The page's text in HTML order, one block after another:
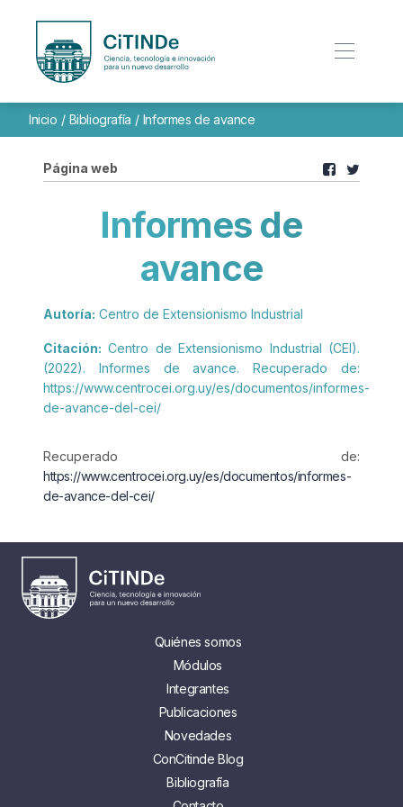
Inicio / Bibliografía / Informes de avance
Página web
Informes de
avance
Autoría: Centro de Extensionismo Industrial
Citación: Centro de Extensionismo Industrial (CEI).
(2022). Informes de avance. Recuperado de:
https://www.centrocei.org.uy/es/documentos/informes-
de-avance-del-cei/
Recuperado de:
https://www.centrocei.org.uy/es/documentos/informes-
de-avance-del-cei/
Quiénes somos
Módulos
Integrantes
Publicaciones
Novedades
ConCitinde Blog
Bibliografía